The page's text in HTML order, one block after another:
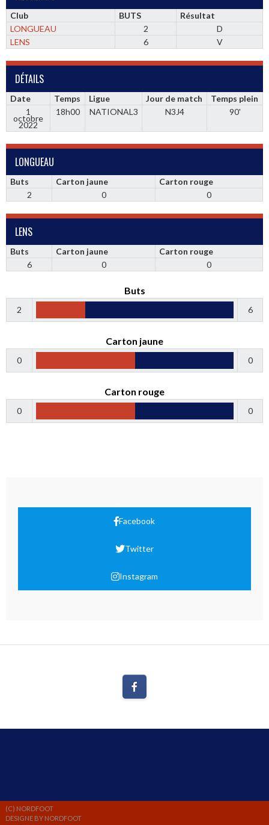
Club BUTS
Résultat
LONGUEAU
2
D
LENS
6 V
DÉTAILS
Date Temps Ligue Jour de match
Temps plein
1
octobre
2022
18h00 NATIONAL3 N3J4 90'
LONGUEAU
Buts Carton jaune
Carton rouge
2
0 0
LENS
Buts Carton jaune
Carton rouge
6
0 0
Buts
2 6
Carton jaune
0 0
Carton rouge
0 0
Facebook
Twitter
Instagram
(C) NORDFOOT
DESIGNE BY NORDFOOT